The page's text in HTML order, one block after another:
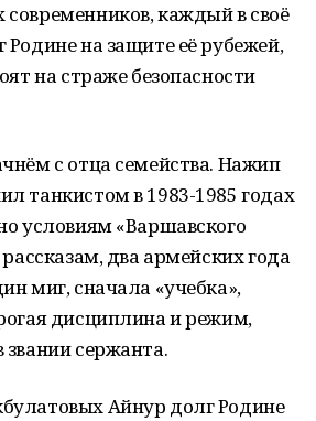
каждый в своё
на защите её рубежей,
на страже безопасности
с отца семейства. Нажип
танкистом в 1983-1985 годах
условиям «Варшавского
рассказам, два армейских года
миг, сначала «учебка»,
дисциплина и режим,
сержанта.
Айнур долг Родине